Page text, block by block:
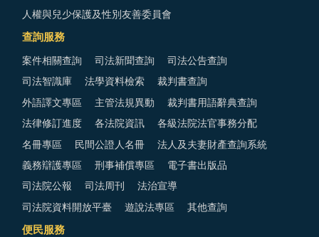
人權與兒少保護及性別友善委員會
查詢服務
案件相關查詢 司法新聞查詢 司法公告查詢
司法智識庫 法學資料檢索 裁判書查詢
外語譯文專區 主管法規異動 裁判書用語辭典查詢
法律修訂進度 各法院資訊 各級法院法官事務分配
名冊專區 民間公證人名冊 法人及夫妻財產查詢系統
義務辯護專區 刑事補償專區 電子書出版品
司法院公報 司法周刊 法治宣導
司法院資料開放平臺 遊說法專區 其他查詢
便民服務